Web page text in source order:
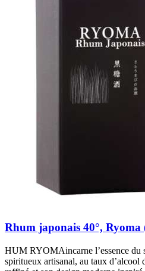
Rhum japonais 40°, Ryoma
HUM RYOMAincarne l’essence du
spiritueux artisanal, au taux d’alcool